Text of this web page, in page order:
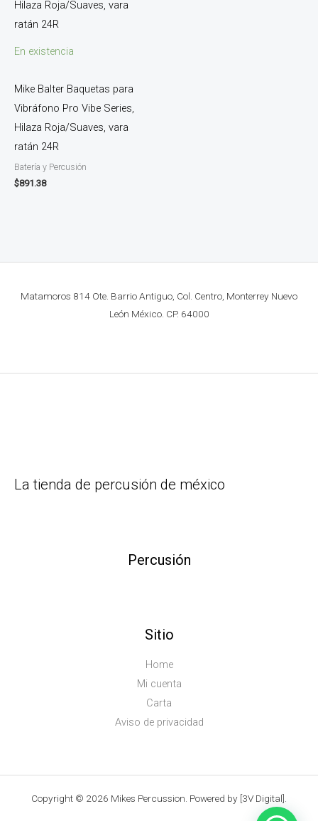
En existencia
Mike Balter Baquetas para
Vibráfono Pro Vibe Series,
Hilaza Roja/Suaves, vara
ratán 24R
Batería y Percusión
$891.38
Matamoros 814 Ote. Barrio Antiguo, Col. Centro, Monterrey Nuevo
León México. CP. 64000
La tienda de percusión de méxico
Percusión
Sitio
Home
Mi cuenta
Carta
Aviso de privacidad
Copyright © 2026 Mikes Percussion. Powered by [3V Digital].